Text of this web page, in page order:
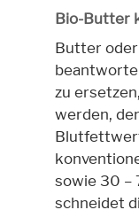
Bio-Butter
Butter oder
zu
werden,
sowie 30 –
schneidet